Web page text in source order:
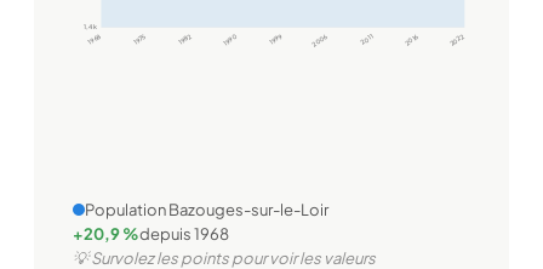
1,4 k
1968 1975 1982 1990 1999 2006 2011 2016 2022
Population Bazouges-sur-le-Loir
+20,9 %depuis 1968
💡 Survolez les points pour voir les valeurs